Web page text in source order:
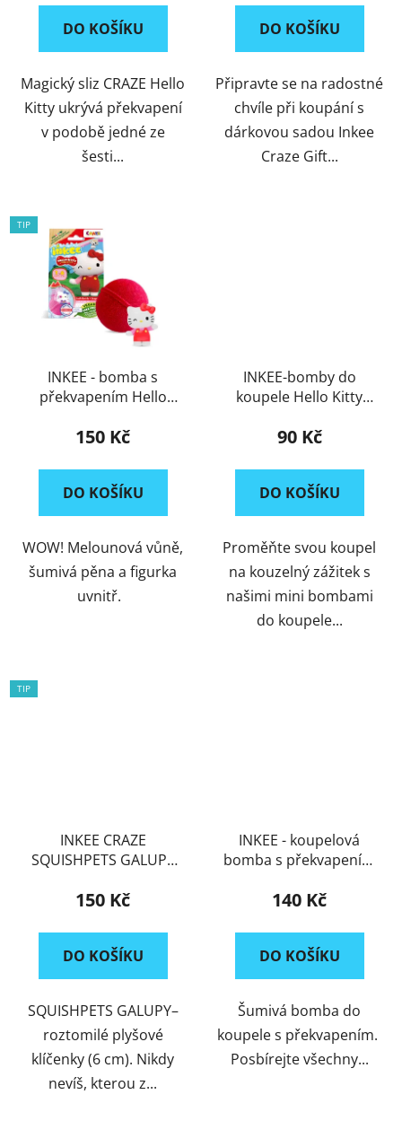
DO KOŠÍKU
Magický sliz CRAZE Hello
Kitty ukrývá překvapení
v podobě jedné ze
šesti...
DO KOŠÍKU
Připravte se na radostné
chvíle při koupání s
dárkovou sadou Inkee
Craze Gift...
TIP
INKEE - bomba s
překvapením Hello
150 Kč
DO KOŠÍKU
WOW! Melounová vůně,
šumivá pěna a figurka
uvnitř.
INKEE-bomby do
koupele Hello Kitty
90 Kč
DO KOŠÍKU
Proměňte svou koupel
na kouzelný zážitek s
našimi mini bombami
do koupele...
TIP
INKEE CRAZE
SQUISHPETS GALUPY
přívěšek na klíče
150 Kč
DO KOŠÍKU
SQUISHPETS GALUPY–
roztomilé plyšové
klíčenky (6 cm). Nikdy
nevíš, kterou z...
INKEE - koupelová
bomba s překvapením
140 Kč
DO KOŠÍKU
Šumivá bomba do
koupele s překvapením.
Posbírejte všechny...